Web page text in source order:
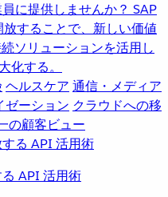
に提供しませんか？ SAP
することで、新しい価値
ソリューションを活用し
する。
ヘルスケア 通信・メディア
ゼーション クラウドへの移
の顧客ビュー
API 活用術